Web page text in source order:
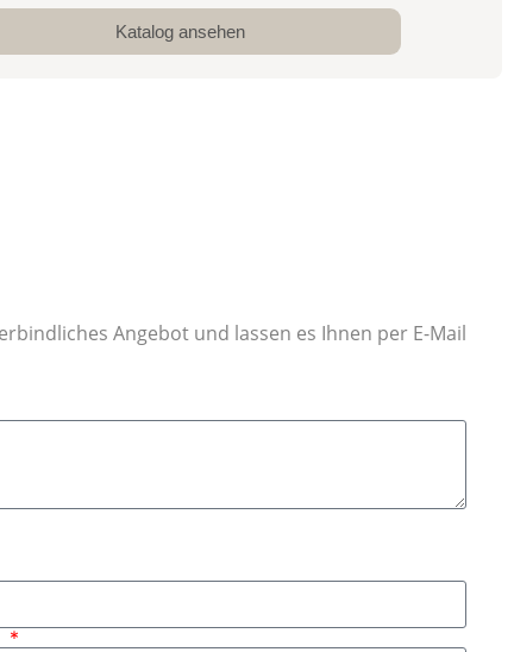
Katalog ansehen
Angebot und lassen es Ihnen per E-Mail